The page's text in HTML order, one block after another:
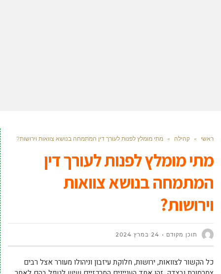
ראשי » קהילה » מתי מומלץ לפנות לעורך דין המתמחה בנושא צוואות וירושות?
מתי מומלץ לפנות לעורך דין
המתמחה בנושא צוואות
וירושות?
תוכן מקודם 24 במרץ 2024
כל הקשור לצוואות, ירושות, חלוקת עיזבון וניהולו מעורר אצל רבים